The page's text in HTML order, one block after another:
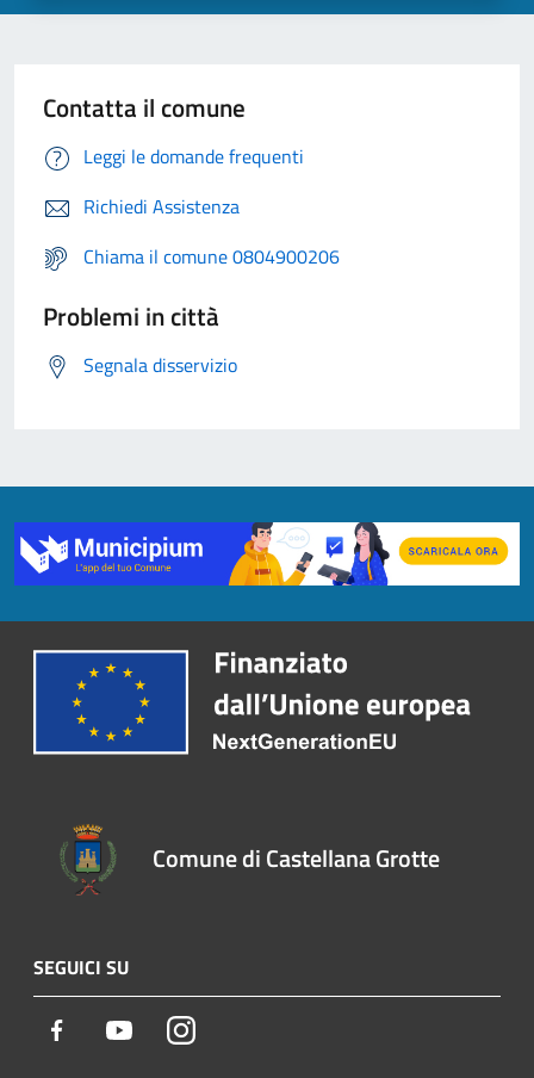
Contatta il comune
Leggi le domande frequenti
Richiedi Assistenza
Chiama il comune 0804900206
Problemi in città
Segnala disservizio
Comune di Castellana Grotte
SEGUICI SU
Facebook YoutubeInstagram